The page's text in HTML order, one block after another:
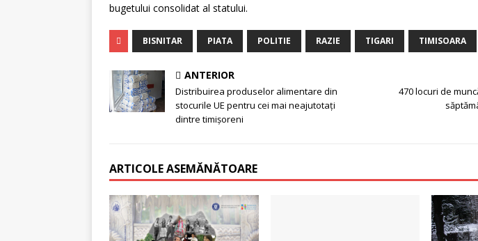
bugetului consolidat al statului.
BISNITAR PIATA POLITIE RAZIE TIGARI TIMISOARA
ANTERIOR
Distribuirea produselor alimentare din
stocurile UE pentru cei mai neajutotați
dintre timișoreni
470 locuri de
ARTICOLE ASEMĂNĂTOARE